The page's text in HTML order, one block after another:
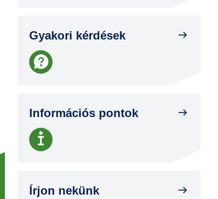
Gyakori kérdések
Információs pontok
Írjon nekünk